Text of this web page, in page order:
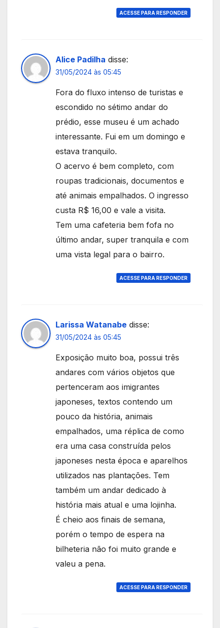
ACESSE PARA RESPONDER
Alice Padilha disse:
31/05/2024 às 05:45
Fora do fluxo intenso de turistas e
escondido no sétimo andar do
prédio, esse museu é um achado
interessante. Fui em um domingo e
estava tranquilo.
O acervo é bem completo, com
roupas tradicionais, documentos e
até animais empalhados. O ingresso
custa R$ 16,00 e vale a visita.
Tem uma cafeteria bem fofa no
último andar, super tranquila e com
uma vista legal para o bairro.
ACESSE PARA RESPONDER
Larissa Watanabe disse:
31/05/2024 às 05:45
Exposição muito boa, possui três
andares com vários objetos que
pertenceram aos imigrantes
japoneses, textos contendo um
pouco da história, animais
empalhados, uma réplica de como
era uma casa construída pelos
japoneses nesta época e aparelhos
utilizados nas plantações. Tem
também um andar dedicado à
história mais atual e uma lojinha.
É cheio aos finais de semana,
porém o tempo de espera na
bilheteria não foi muito grande e
valeu a pena.
ACESSE PARA RESPONDER